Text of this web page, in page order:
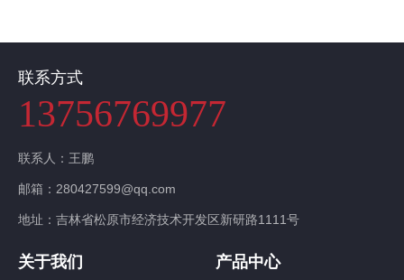
联系方式
13756769977
联系人：王鹏
邮箱：280427599@qq.com
地址：吉林省松原市经济技术开发区新研路1111号
关于我们 产品中心